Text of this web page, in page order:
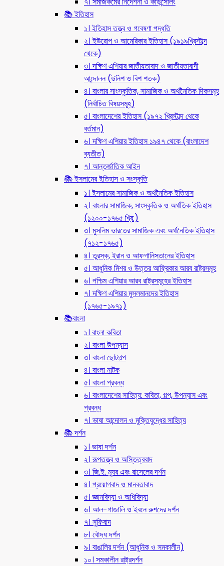
📚 ইতিহাস
১। ইতিহাস তত্ত্ব ও গবেষণা পদ্ধতি
২। ইউরোপ ও আমেরিকার ইতিহাস (১৯১৯খ্রিস্টাব্দ
থেকে)
৩। দক্ষিণ এশিয়ার জাতীয়তাবাদ ও জাতীয়তাবাদী
আন্দোলন (উনিশ ও বিশ শতক)
৪। বাংলার সাংস্কৃতিক, সামাজিক ও অর্থনৈতিক দিকসমূহ
(নির্বাচিত বিষয়সমূহ)
৫। বাংলাদেশের ইতিহাস (১৯৭২ খ্রিস্টাব্দ থেকে
বর্তমান)
৬। দক্ষিণ এশিয়ার ইতিহাস ১৯৪৭ থেকে (বাংলাদেশ
ব্যতীত)
৭। আন্তর্জাতিক আইন
📚 ইসলামের ইতিহাস ও সংস্কৃতি
১। ইসলামের সামাজিক ও অর্থনৈতিক ইতিহাস
২। বাংলার সামাজিক, সাংস্কৃতিক ও অর্থতিক ইতিহাস
(১২০০-১৭৬৫ খ্রি:)
৩। মুসলিম ভারতের সামাজিক এবং অর্থনৈতিক ইতিহাস
(৭১২-১৭৬৫)
৪। তুরস্ক, ইরান ও আফগানিস্তানের ইতিহাস
৫। আধুনিক মিশর ও উত্তর আফ্রিকার আরব রাষ্ট্রসমূহ
৬। পশ্চিম এশিয়ার আরব রাষ্ট্রসমূহের ইতিহাস
৭। দক্ষিণ এশিয়ার মুসলমানদের ইতিহাস
(১৭৬৫-১৯৭১)
📚বাংলা
১। বাংলা কবিতা
২। বাংলা উপন্যাস
৩। বাংলা ছোটগল্প
৪। বাংলা নাটক
৫। বাংলা প্রবন্ধ
৬। বাংলাদেশের সাহিত্য: কবিতা, গল্প, উপন্যাস এবং
প্রবন্ধ
৭। ভাষা আন্দোলন ও মুক্তিযুদ্ধের সাহিত্য
📚 দর্শন
১। ভাষা দর্শন
২। রূপতত্ত্ব ও অস্তিত্ববাদ
৩। জি.ই. ম্যুর এবং রাসেলের দর্শন
৪। প্রয়োগবাদ ও মানবতাবাদ
৫। জ্ঞানবিদ্যা ও অধিবিদ্যা
৬। আল-গাজালি ও ইবনে রুশদের দর্শন
৭। সুফিবাদ
৮। বৌদ্ধ দর্শন
৯। বাঙালির দর্শন (আধুনিক ও সমকালীন)
১০। সমকালীন রাষ্ট্রদর্শন